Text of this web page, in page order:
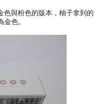
與粉色的版本，柚子拿到的
色。